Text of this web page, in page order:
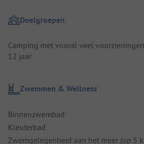
Doelgroepen
Camping met vooral veel
12 jaar
Zwemmen & Wellness
Binnenzwembad
Kleuterbad
Zwemgelegenheid aan het meer (op 5